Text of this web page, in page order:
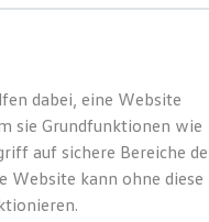
Leasing
dabei, eine Website
sie Grundfunktionen wie
auf sichere Bereiche
Website kann ohne diese